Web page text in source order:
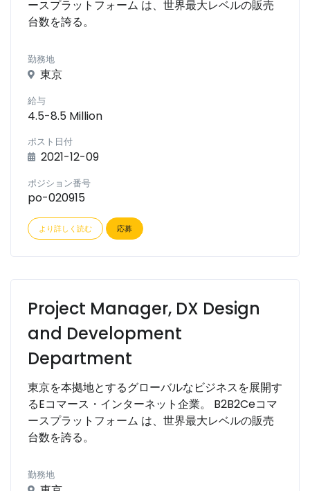
ースプラットフォーム は、世界最大レベルの販売
台数を誇る。
勤務地
東京
給与
4.5-8.5 Million
ポスト日付
2021-12-09
ポジション番号
po-020915
より詳しく読む 応募
Project Manager, DX Design
and Development
Department
東京を本拠地とするグローバルなビジネスを展開す
るEコマース・インターネット企業。 B2B2Ceコマ
ースプラットフォーム は、世界最大レベルの販売
台数を誇る。
勤務地